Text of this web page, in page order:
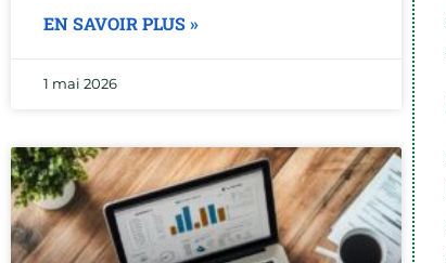
EN SAVOIR PLUS »
1 mai 2026